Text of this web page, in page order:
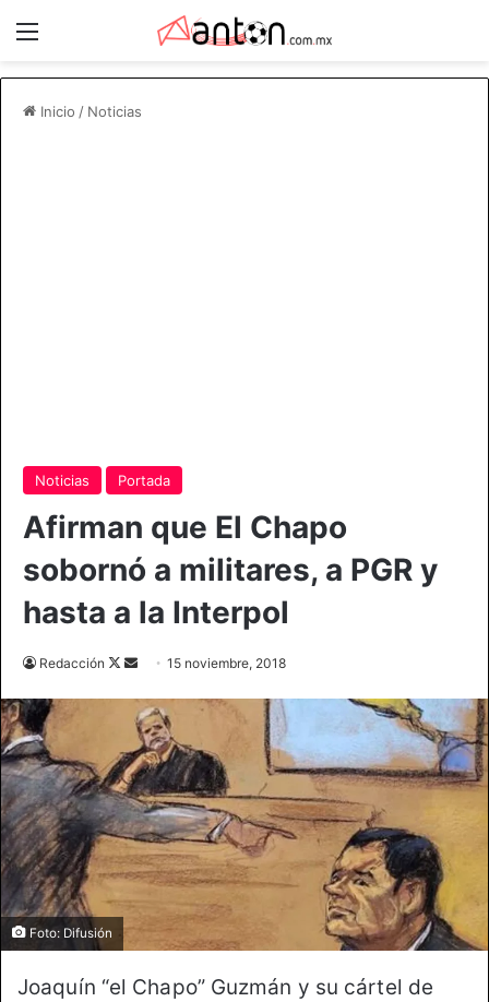
Menú
Inicio / Noticias
Noticias Portada
Afirman que El Chapo
sobornó a militares, a PGR y
hasta a la Interpol
Redacción
Follow
Send
email
15 noviembre, 2018
Foto: Difusión
Joaquín “el Chapo” Guzmán y su cártel de